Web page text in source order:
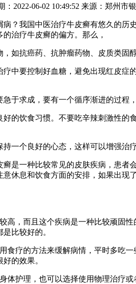
2022-06-02 10:49:52 来源：郑州市
？我国中医治疗牛皮癣有悠久的历
治疗牛皮癣的偏方。那么，
如抗癌药、抗肿瘤药物、皮质类固
中要控制好血糖，避免出现红皮
于求成，要有一个循序渐进的过程
的饮食习惯。不要吃辛辣刺激性
一个良好的心态，这样可以增强治
是一种比较常见的皮肤疾病，患
休息和饮食方面的安排，如果出
高，而且这个疾病是一种比较顽固
比较好的。
食疗的方法来缓解病情，平时多吃
的效果。
体护理，也可以选择使用物理治疗